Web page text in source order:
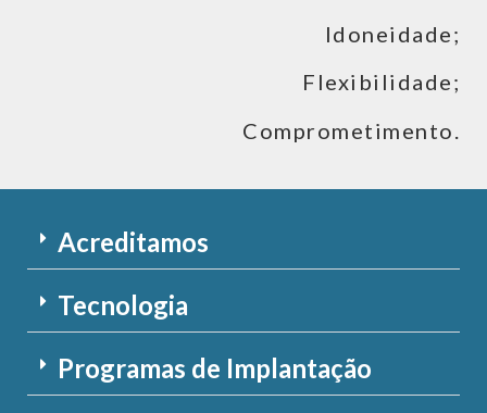
Idoneidade;
Flexibilidade;
Comprometimento.
Acreditamos
Tecnologia
Programas de Implantação